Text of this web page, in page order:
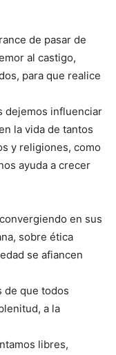
de pasar de
al castigo,
para que realice
dejemos influenciar
la vida de tantos
y religiones, como
ayuda a crecer
en sus
sobre ética
se afiancen
de que todos
a la
libres,